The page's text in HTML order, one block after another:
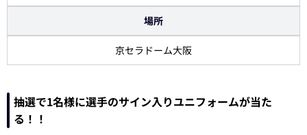
場所
京セラドーム大阪
抽選で1名様に選手のサイン入りユニフォームが当た
る！！